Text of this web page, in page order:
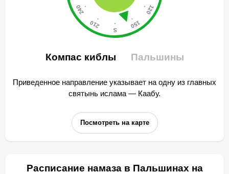
Компас киблы Пальшины
Приведенное направление указывает на одну из главных
святынь ислама — Каабу.
Посмотреть на карте
Расписание намаза в Пальшинах на